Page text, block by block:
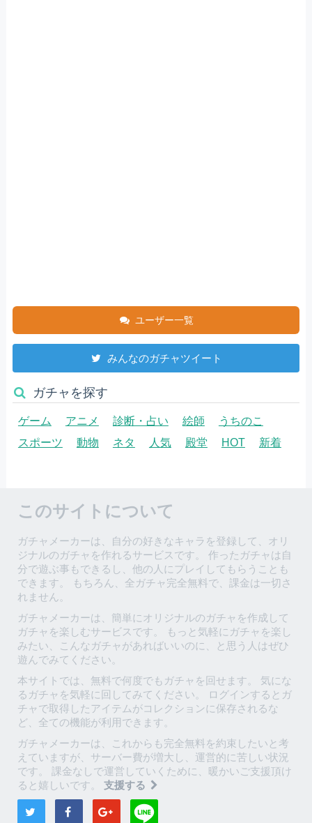
ユーザー一覧
みんなのガチャツイート
ガチャを探す
ゲーム アニメ 診断・占い 絵師
うちのこ
スポーツ
動物 ネタ 人気 殿堂 HOT 新着
このサイトについて
ガチャメーカーは、自分の好きなキャラを登録して、オリ
ジナルのガチャを作れるサービスです。 作ったガチャは自
分で遊ぶ事もできるし、他の人にプレイしてもらうことも
できます。 もちろん、全ガチャ完全無料で、課金は一切さ
れません。
ガチャメーカーは、簡単にオリジナルのガチャを作成して
ガチャを楽しむサービスです。 もっと気軽にガチャを楽し
みたい、こんなガチャがあればいいのに、と思う人はぜひ
遊んでみてください。
本サイトでは、無料で何度でもガチャを回せます。 気にな
るガチャを気軽に回してみてください。 ログインするとガ
チャで取得したアイテムがコレクションに保存されるな
ど、全ての機能が利用できます。
ガチャメーカーは、これからも完全無料を約束したいと考
えていますが、サーバー費が増大し、運営的に苦しい状況
です。 課金なしで運営していくために、暖かいご支援頂け
ると嬉しいです。 支援する